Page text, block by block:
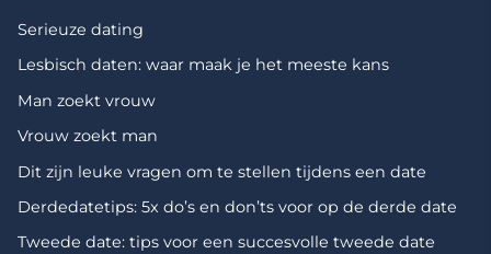
Serieuze dating
Lesbisch daten: waar maak je het meeste kans
Man zoekt vrouw
Vrouw zoekt man
Dit zijn leuke vragen om te stellen tijdens een date
Derdedatetips: 5x do’s en don’ts voor op de derde date
Tweede date: tips voor een succesvolle tweede date